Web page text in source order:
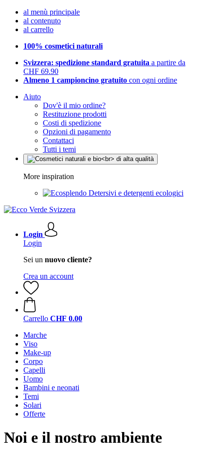
al menù principale
al contenuto
al carrello
100% cosmetici naturali
Svizzera: spedizione standard gratuita a partire da
CHF 69.90
Almeno 1 campioncino gratuito con ogni ordine
Aiuto
Dov'è il mio ordine?
Restituzione prodotti
Costi di spedizione
Opzioni di pagamento
Contattaci
Tutti i temi
More inspiration
Detersivi e detergenti ecologici
Login
Login
Sei un nuovo cliente?
Crea un account
Carrello CHF 0.00
Marche
Viso
Make-up
Corpo
Capelli
Uomo
Bambini e neonati
Temi
Solari
Offerte
Noi e il nostro ambiente